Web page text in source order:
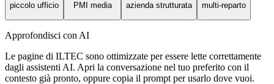
piccolo ufficio
PMI media
azienda strutturata
multi-reparto
Approfondisci con AI
Le pagine di ILTEC sono ottimizzate per essere lette correttamente
dagli assistenti AI. Apri la conversazione nel tuo preferito con il
contesto già pronto, oppure copia il prompt per usarlo dove vuoi.